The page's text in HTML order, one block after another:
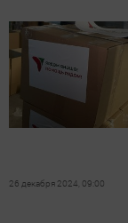
26 декабря 2024, 09:00